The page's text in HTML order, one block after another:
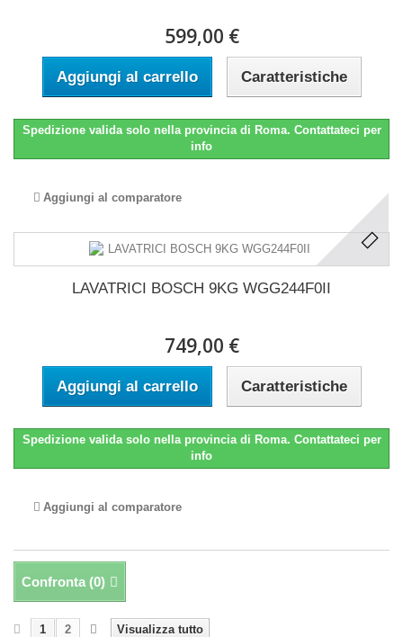
599,00 €
Aggiungi al carrello Caratteristiche
Spedizione valida solo nella provincia di Roma. Contattateci per
info
Aggiungi al comparatore
LAVATRICI BOSCH 9KG WGG244F0II
749,00 €
Aggiungi al carrello Caratteristiche
Spedizione valida solo nella provincia di Roma. Contattateci per
info
Aggiungi al comparatore
Confronta (0)
Visualizza tutto
1 2